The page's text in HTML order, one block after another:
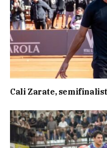
Cali Zarate,